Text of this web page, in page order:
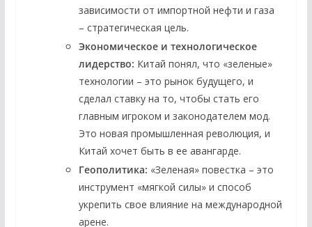
зависимости от импортной нефти и газа
– стратегическая цель.
Экономическое и технологическое
лидерство: Китай понял, что «зеленые»
технологии – это рынок будущего, и
сделал ставку на то, чтобы стать его
главным игроком и законодателем мод.
Это новая промышленная революция, и
Китай хочет быть в ее авангарде.
Геополитика: «Зеленая» повестка – это
инструмент «мягкой силы» и способ
укрепить свое влияние на международной
арене.